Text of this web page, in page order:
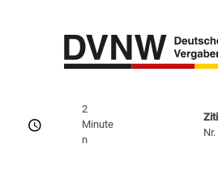
2
Minute
n